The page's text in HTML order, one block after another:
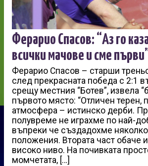
Ферарио Спасов: “Аз го
всички мачове и сме
Ферарио Спасов – старши
след прекрасната победа с 2:1
срещу местния “Ботев”, извела
първото място: “Отличен терен,
атмосфера – истинско дерби.
полувреме не играхме по най-
въпреки че създадохме
положения. Втората част обаче
високо ниво. На почивката
момчетата, […]